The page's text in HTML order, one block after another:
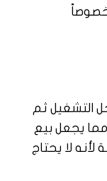
خصوصاً
التشغيل ثم
يجعل بيع
لأنه لا يحتاج